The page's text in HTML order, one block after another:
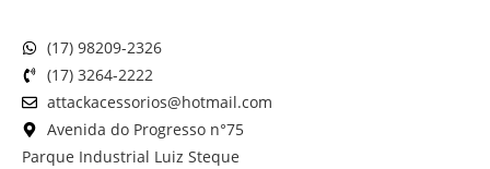
(17) 98209-2326
(17) 3264-2222
attackacessorios@hotmail.com
Avenida do Progresso n°75
Parque Industrial Luiz Steque